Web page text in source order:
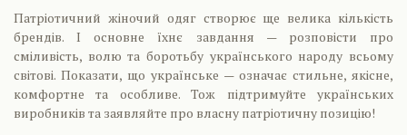
Патріотичний жіночий одяг створює ще велика кількість
брендів. І основне їхнє завдання — розповісти про
сміливість, волю та боротьбу українського народу всьому
світові. Показати, що українське — означає стильне, якісне,
комфортне та особливе. Тож підтримуйте українських
виробників та заявляйте про власну патріотичну позицію!